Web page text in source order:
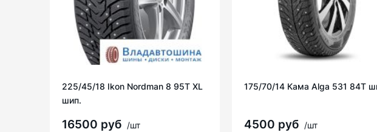
225/45/18 Ikon Nordman 8 95T XL
шип.
16500 руб /шт
175/70/14 Кама Alga 531 84T
4500 руб /шт